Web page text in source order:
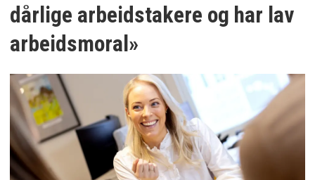
dårlige arbeidstakere og har lav
arbeidsmoral»